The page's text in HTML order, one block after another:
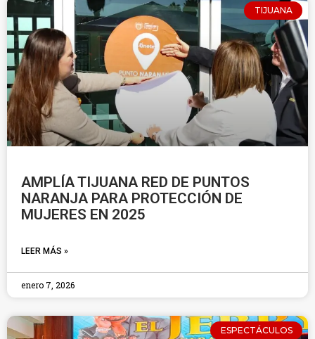
TIJUANA
AMPLÍA TIJUANA RED DE PUNTOS
NARANJA PARA PROTECCIÓN DE
MUJERES EN 2025
LEER MÁS »
enero 7, 2026
ESPECTÁCULOS